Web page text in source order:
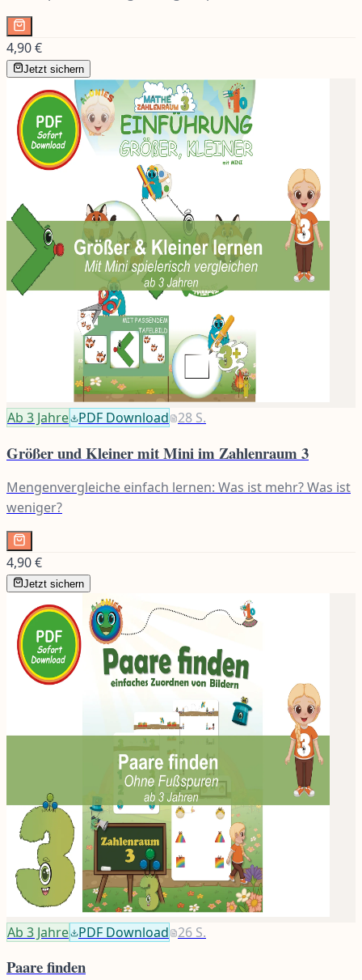
4,90 €
Jetzt sichern
Ab 3 Jahre PDF Download 28 S.
Größer und Kleiner mit Mini im Zahlenraum 3
Mengenvergleiche einfach lernen: Was ist mehr? Was ist
weniger?
4,90 €
Jetzt sichern
Ab 3 Jahre PDF Download 26 S.
Paare finden